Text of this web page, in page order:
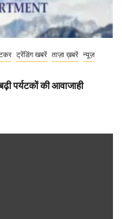
ट्रेंडिंग खबरें ताज़ा ख़बरें न्यूज़
पर्यटकों की आवाजाही